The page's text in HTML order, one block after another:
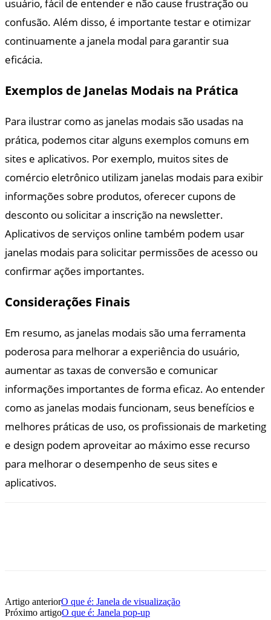
usuário, fácil de entender e não cause frustração ou
confusão. Além disso, é importante testar e otimizar
continuamente a janela modal para garantir sua
eficácia.
Exemplos de Janelas Modais na Prática
Para ilustrar como as janelas modais são usadas na
prática, podemos citar alguns exemplos comuns em
sites e aplicativos. Por exemplo, muitos sites de
comércio eletrônico utilizam janelas modais para exibir
informações sobre produtos, oferecer cupons de
desconto ou solicitar a inscrição na newsletter.
Aplicativos de serviços online também podem usar
janelas modais para solicitar permissões de acesso ou
confirmar ações importantes.
Considerações Finais
Em resumo, as janelas modais são uma ferramenta
poderosa para melhorar a experiência do usuário,
aumentar as taxas de conversão e comunicar
informações importantes de forma eficaz. Ao entender
como as janelas modais funcionam, seus benefícios e
melhores práticas de uso, os profissionais de marketing
e design podem aproveitar ao máximo esse recurso
para melhorar o desempenho de seus sites e
aplicativos.
Artigo anteriorO que é: Janela de visualização
Próximo artigoO que é: Janela pop-up